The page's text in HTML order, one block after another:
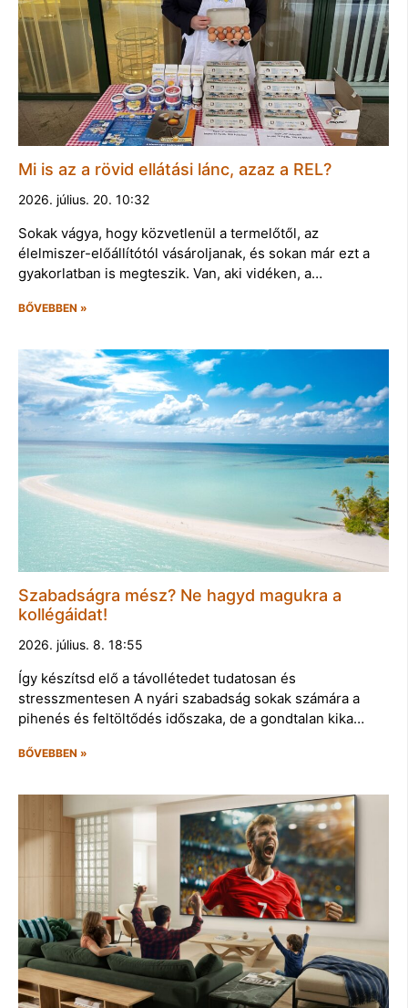
Mi is az a rövid ellátási lánc, azaz a REL?
2026. július. 20. 10:32
Sokak vágya, hogy közvetlenül a termelőtől, az
élelmiszer-előállítótól vásároljanak, és sokan már ezt a
gyakorlatban is megteszik. Van, aki vidéken, a…
BŐVEBBEN »
Szabadságra mész? Ne hagyd magukra a
kollégáidat!
2026. július. 8. 18:55
Így készítsd elő a távollétedet tudatosan és
stresszmentesen A nyári szabadság sokak számára a
pihenés és feltöltődés időszaka, de a gondtalan kika…
BŐVEBBEN »